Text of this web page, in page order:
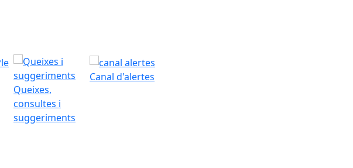
Queixes,
consultes i
suggeriments
Canal d'alertes